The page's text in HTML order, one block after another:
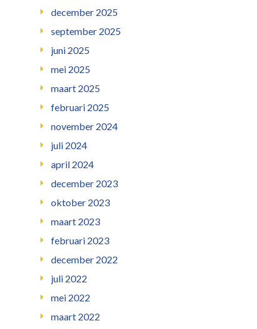
december 2025
september 2025
juni 2025
mei 2025
maart 2025
februari 2025
november 2024
juli 2024
april 2024
december 2023
oktober 2023
maart 2023
februari 2023
december 2022
juli 2022
mei 2022
maart 2022